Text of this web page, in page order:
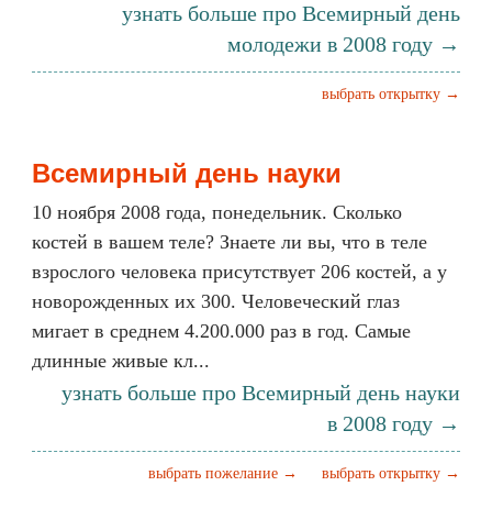
узнать больше про Всемирный день
молодежи в 2008 году →
выбрать открытку →
Всемирный день науки
10 ноября 2008 года, понедельник. Сколько
костей в вашем теле? Знаете ли вы, что в теле
взрослого человека присутствует 206 костей, а у
новорожденных их 300. Человеческий глаз
мигает в среднем 4.200.000 раз в год. Самые
длинные живые кл...
узнать больше про Всемирный день науки
в 2008 году →
выбрать открытку →
выбрать пожелание →